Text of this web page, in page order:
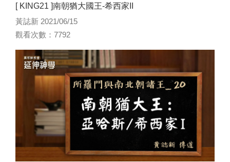
[ KING21 ]南朝猶大國王-希西家II
黃誌新 2021/06/15
觀看次數：7792